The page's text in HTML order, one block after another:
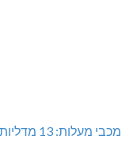
מכבי מעלות: 13 מדליות באליפות ישראל